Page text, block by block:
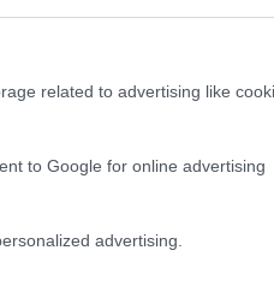
related to advertising like
to Google for online advertising
advertising.